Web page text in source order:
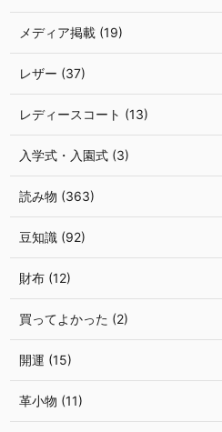
メディア掲載 (19)
レザー (37)
レディースコート (13)
入学式・入園式 (3)
読み物 (363)
豆知識 (92)
財布 (12)
買ってよかった (2)
開運 (15)
革小物 (11)